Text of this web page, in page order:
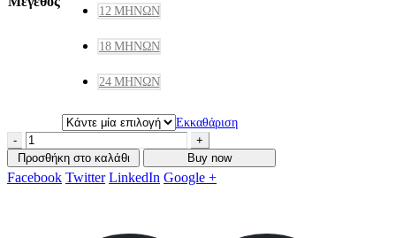
12 ΜΗΝΏΝ
18 ΜΗΝΏΝ
24 ΜΗΝΏΝ
Εκκαθάριση
-
+
Προσθήκη στο καλάθι
Buy now
Facebook Twitter LinkedIn Google +